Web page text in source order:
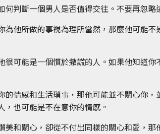
何判斷一個男人是否值得交往。不要再忽
他所做的事視為理所當然，那麼他可能
很可能是一個慣於撒謊的人。如果他知道
情感和生活瑣事，那他可能並不關心你
，也可能是不在意你的情感。
美和關心，卻從不付出同樣的關心和愛，